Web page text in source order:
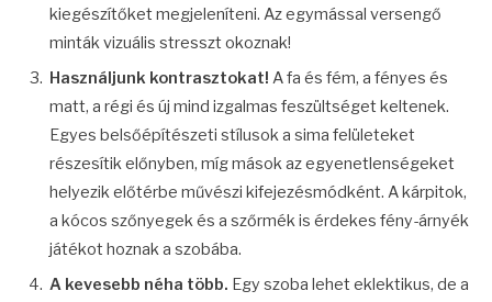
kiegészítőket megjeleníteni. Az egymással versengő
minták vizuális stresszt okoznak!
Használjunk kontrasztokat! A fa és fém, a fényes és
matt, a régi és új mind izgalmas feszültséget keltenek.
Egyes belsőépítészeti stílusok a sima felületeket
részesítik előnyben, míg mások az egyenetlenségeket
helyezik előtérbe művészi kifejezésmódként. A kárpitok,
a kócos szőnyegek és a szőrmék is érdekes fény-árnyék
játékot hoznak a szobába.
A kevesebb néha több. Egy szoba lehet eklektikus, de a